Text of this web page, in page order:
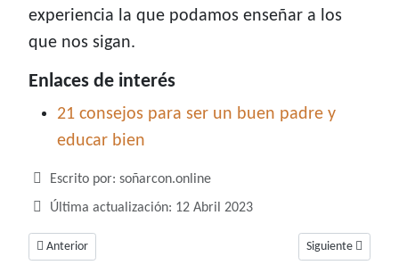
experiencia la que podamos enseñar a los
que nos sigan.
Enlaces de interés
21 consejos para ser un buen padre y
educar bien
Detalles
Escrito por: soñarcon.online
Última actualización: 12 Abril 2023
Artículo anterior: Soñar con pijama, ¿Te sientes tímido y reprimido?
Anterior Artículo siguiente:
Siguiente